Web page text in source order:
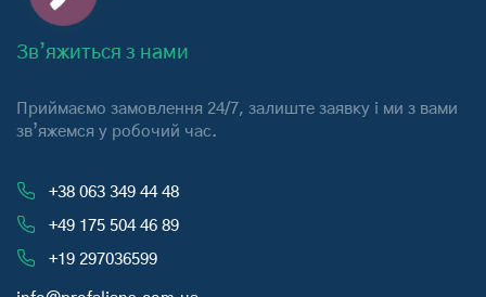
Зв’яжиться з нами
Приймаємо замовлення 24/7, залиште заявку і ми з вами
зв’яжемся у робочий час.
+38 063 349 44 48
+49 175 504 46 89
+19 297036599